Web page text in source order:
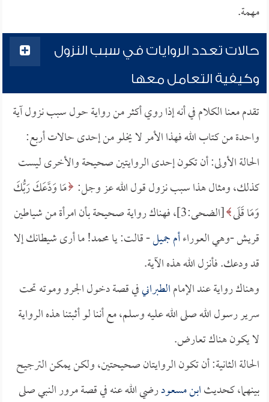
مهمة.
حالات تعدد الروايات في سبب النزول
وكيفية التعامل معها
تقدم معنا الكلام في أنه إذا روي أكثر من رواية حول سبب نزول آية
واحدة من كتاب الله فهذا الأمر لا يخلو من إحدى حالات أربع:
الحالة الأولى: أن تكون إحدى الروايتين صحيحة والأخرى ليست
كذلك، ومثال هذا سبب نزول قول الله عز وجل: مَا وَدَّعَكَ رَبُّكَ
وَمَا قَلَى
[الضحى:3]، فهناك رواية صحيحة بأن امرأة من شياطين
قريش -وهي العوراءأم جميل- قالت: يا محمد! ما أرى شيطانك إلا
قد ودعك. فأنزل الله هذه الآية.
وهناك رواية عند الإمامالطبرانيفي قصة دخول الجرو وموته تحت
سرير رسول الله صلى الله عليه وسلم، مع أننا لو أثبتنا هذه الرواية
لا يكون هناك تعارض.
الحالة الثانية: أن تكون الروايتان صحيحتين، ولكن يمكن الترجيح
بينهما، كحديثابن مسعودرضي الله عنه في قصة مرور النبي صلى